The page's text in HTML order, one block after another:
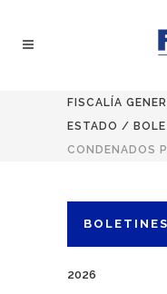
FISCALÍA
ESTADO /
CONDENADOS
BOLETINES
2026